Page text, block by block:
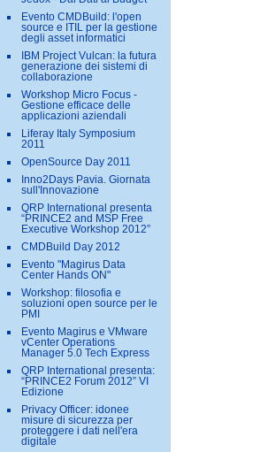
Evento CMDBuild: l'open
source e ITIL per la gestione
degli asset informatici
IBM Project Vulcan: la futura
generazione dei sistemi di
collaborazione
Workshop Micro Focus -
Gestione efficace delle
applicazioni aziendali
Liferay Italy Symposium
2011
OpenSource Day 2011
Inno2Days Pavia. Giornata
sull'Innovazione
QRP International presenta
“PRINCE2 and MSP Free
Executive Workshop 2012”
CMDBuild Day 2012
Evento "Magirus Data
Center Hands ON"
Workshop: filosofia e
soluzioni open source per le
PMI
Evento Magirus e VMware
vCenter Operations
Manager 5.0 Tech Express
QRP International presenta:
“PRINCE2 Forum 2012” VI
Edizione
Privacy Officer: idonee
misure di sicurezza per
proteggere i dati nell'era
digitale